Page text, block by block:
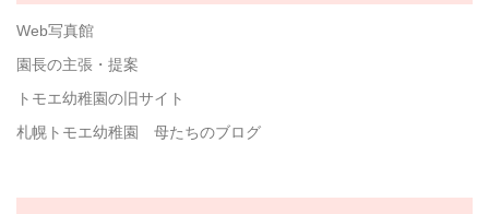
Web写真館
園長の主張・提案
トモエ幼稚園の旧サイト
札幌トモエ幼稚園 母たちのブログ